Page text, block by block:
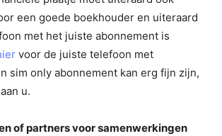
een goede boekhouder en uiteraard
met het juiste abonnement is
voor de juiste telefoon met
sim only abonnement kan erg fijn zijn,
u.
of partners voor samenwerkingen